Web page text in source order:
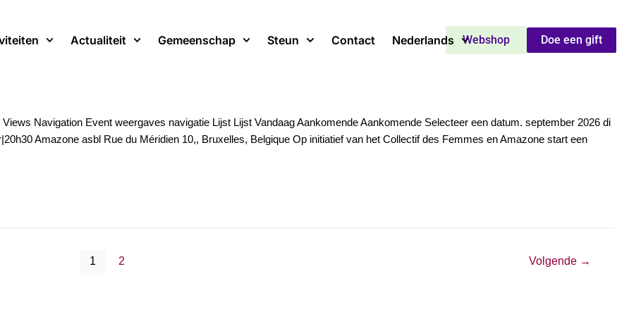
Actualiteit Gemeenschap Steun Contact Nederlands Doe een gift
Webshop
Navigation Event weergaves navigatie Lijst Lijst Vandaag Aankomende Aankomende Selecteer een datum. september 2026 di
Amazone asbl Rue du Méridien 10,, Bruxelles, Belgique Op initiatief van het Collectif des Femmes en Amazone start een
1 2 Volgende →